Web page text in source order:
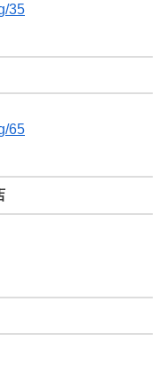
35
65